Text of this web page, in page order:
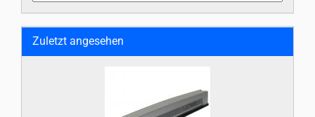
Zuletzt angesehen